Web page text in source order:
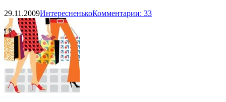
29.11.2009ИнтересненькоКомментарии: 33